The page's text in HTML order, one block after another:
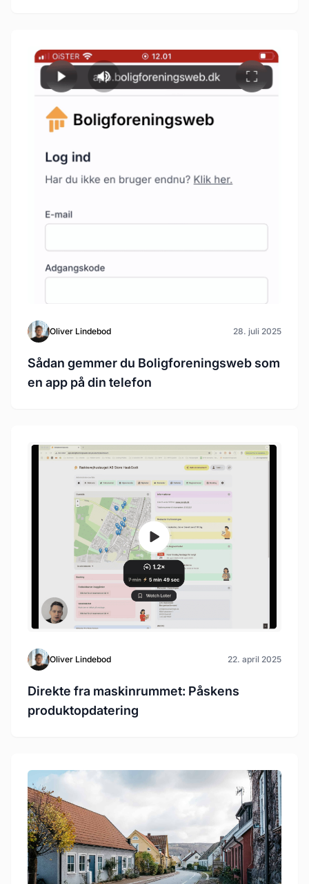
Oliver Lindebod 28. juli 2025
Sådan gemmer du Boligforeningsweb som
en app på din telefon
Oliver Lindebod 22. april 2025
Direkte fra maskinrummet: Påskens
produktopdatering